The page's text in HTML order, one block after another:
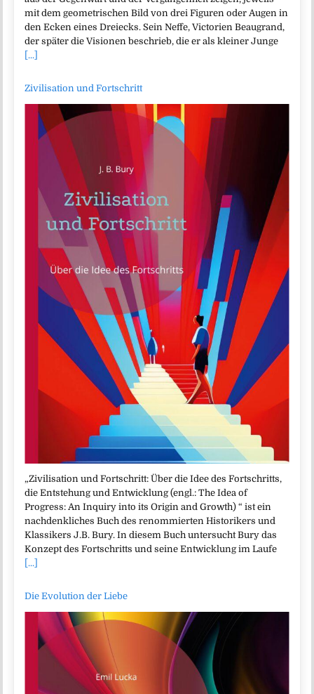
mit dem geometrischen Bild von drei Figuren oder Augen in
den Ecken eines Dreiecks. Sein Neffe, Victorien Beaugrand,
der später die Visionen beschrieb, die er als kleiner Junge
[...]
Zivilisation und Fortschritt
„Zivilisation und Fortschritt: Über die Idee des Fortschritts,
die Entstehung und Entwicklung (engl.: The Idea of
Progress: An Inquiry into its Origin and Growth) “ ist ein
nachdenkliches Buch des renommierten Historikers und
Klassikers J.B. Bury. In diesem Buch untersucht Bury das
Konzept des Fortschritts und seine Entwicklung im Laufe
[...]
Die Evolution der Liebe